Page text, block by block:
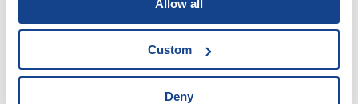
Allow all
Custom
Deny
Eibenthal
K vodopádu Vânturătoarea
Po strmé cestě ke stometrovému vodopádu